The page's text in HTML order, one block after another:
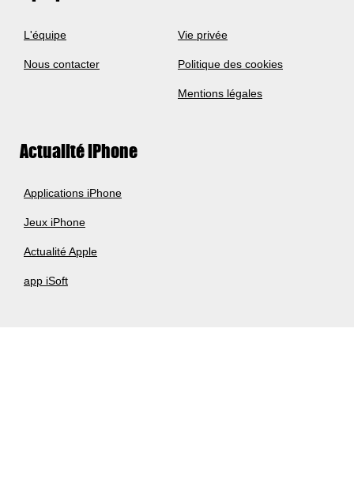
L'équipe
Nous contacter
Vie privée
Politique des cookies
Mentions légales
Actualité iPhone
Applications iPhone
Jeux iPhone
Actualité Apple
app iSoft